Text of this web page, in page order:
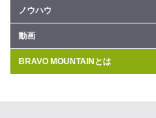
ノウハウ
動画
BRAVO MOUNTAINとは